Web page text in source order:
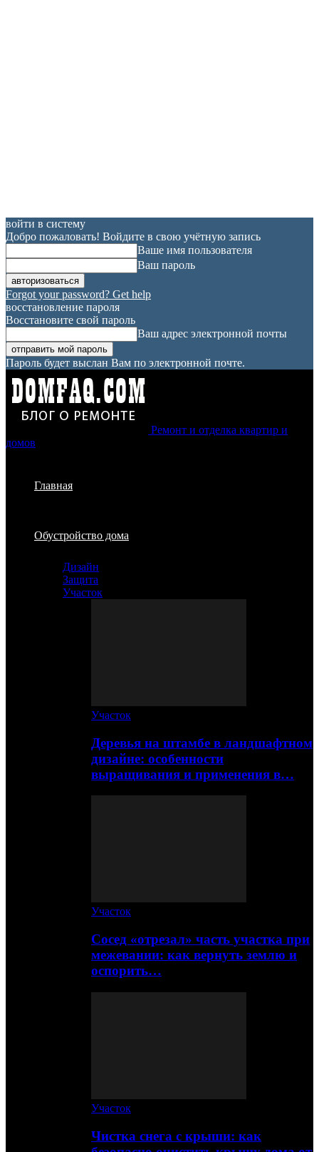
войти в систему
Добро пожаловать! Войдите в свою учётную запись
Ваше имя пользователя
Ваш пароль
Forgot your password? Get help
восстановление пароля
Восстановите свой пароль
Ваш адрес электронной почты
Пароль будет выслан Вам по электронной почте.
Ремонт и отделка квартир и
домов
Главная
Обустройство дома
Дизайн
Защита
Участок
Участок
Деревья на штамбе в ландшафтном
дизайне: особенности
выращивания и применения в…
Участок
Сосед «отрезал» часть участка при
межевании: как вернуть землю и
оспорить…
Участок
Чистка снега с крыши: как